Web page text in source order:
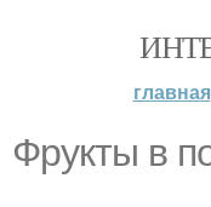
главная
Фрукты в